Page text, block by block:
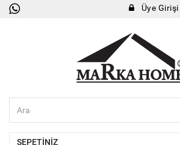
Üye Girişi
SEPETINIZ